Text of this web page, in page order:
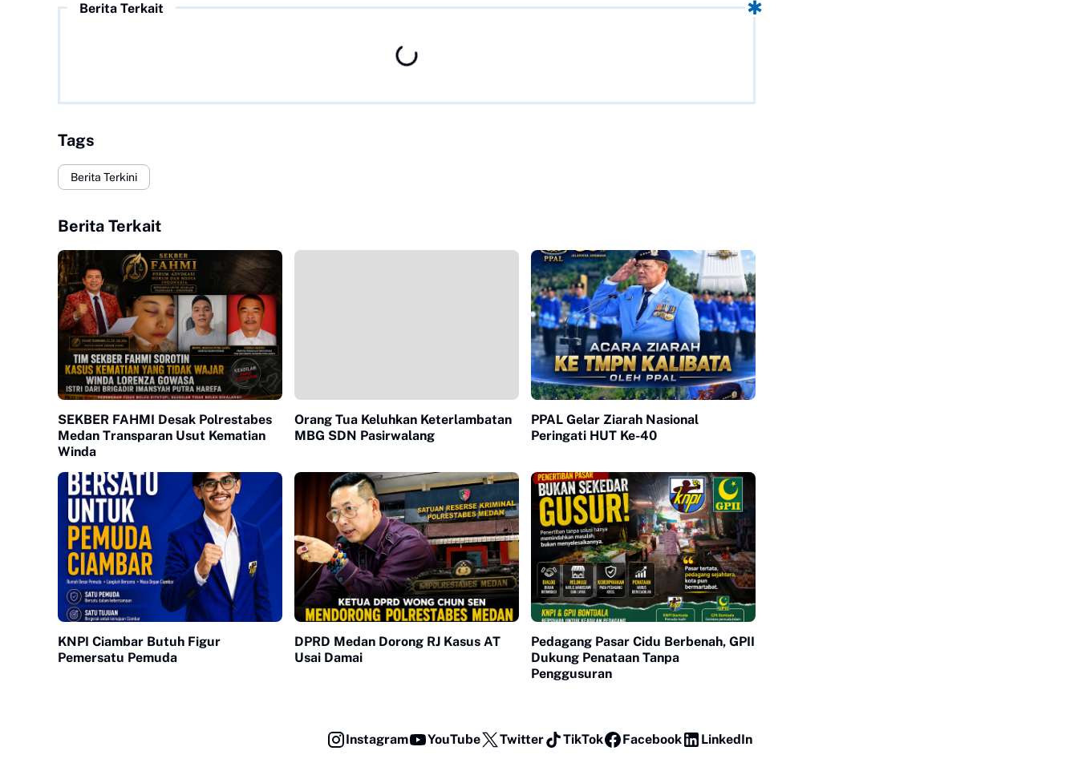
Berita Terkait
Tags
Berita Terkini
Berita Terkait
SEKBER FAHMI Desak Polrestabes
Medan Transparan Usut Kematian
Winda
Orang Tua Keluhkan Keterlambatan
MBG SDN Pasirwalang
PPAL Gelar Ziarah Nasional
Peringati HUT Ke-40
KNPI Ciambar Butuh Figur
Pemersatu Pemuda
DPRD Medan Dorong RJ Kasus AT
Usai Damai
Pedagang Pasar Cidu Berbenah, GPII
Dukung Penataan Tanpa
Penggusuran
Instagram YouTube Twitter TikTok Facebook LinkedIn